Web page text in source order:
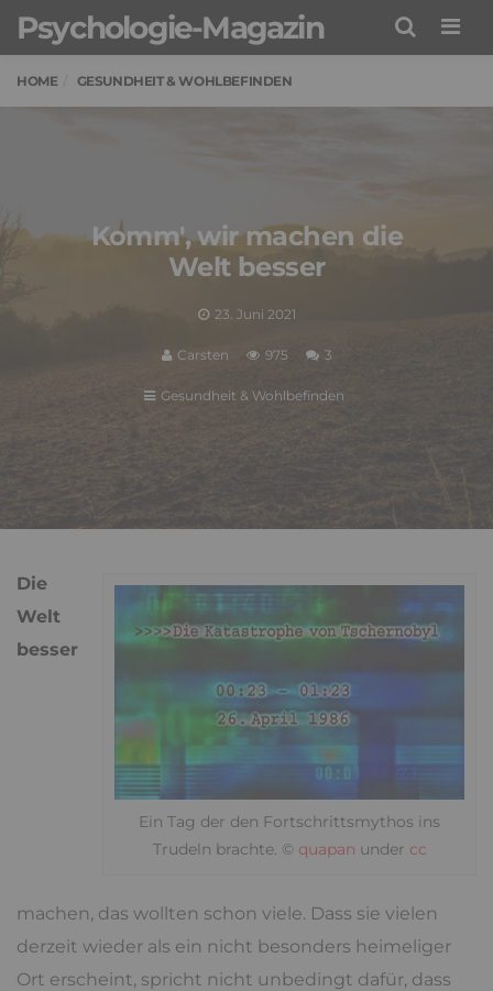
Psychologie-Magazin
HOME GESUNDHEIT & WOHLBEFINDEN
Komm', wir machen die
Welt besser
23. Juni 2021
Carsten 975 3
Gesundheit & Wohlbefinden
Ein Tag der den Fortschrittsmythos ins
Trudeln brachte. © quapan under cc
Die
Welt
besser
machen, das wollten schon viele. Dass sie vielen
derzeit wieder als ein nicht besonders heimeliger
Ort erscheint, spricht nicht unbedingt dafür, dass